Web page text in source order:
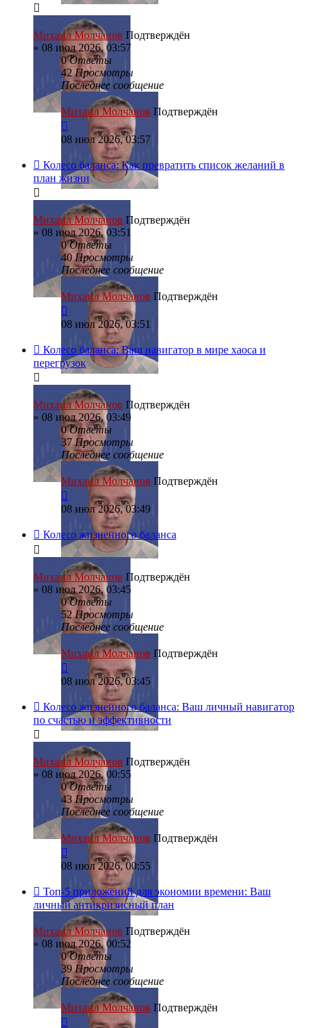
Михаил Молчанов Подтверждён
» 08 июл 2026, 03:57
0Ответы
42Просмотры
Последнее сообщение
Михаил Молчанов Подтверждён
08 июл 2026, 03:57
Колесо баланса: Как превратить список желаний в
план жизни
Михаил Молчанов Подтверждён
» 08 июл 2026, 03:51
0Ответы
40Просмотры
Последнее сообщение
Михаил Молчанов Подтверждён
08 июл 2026, 03:51
Колесо баланса: Ваш навигатор в мире хаоса и
перегрузок
Михаил Молчанов Подтверждён
» 08 июл 2026, 03:49
0Ответы
37Просмотры
Последнее сообщение
Михаил Молчанов Подтверждён
08 июл 2026, 03:49
Колесо жизненного баланса
Михаил Молчанов Подтверждён
» 08 июл 2026, 03:45
0Ответы
52Просмотры
Последнее сообщение
Михаил Молчанов Подтверждён
08 июл 2026, 03:45
Колесо жизненного баланса: Ваш личный навигатор
по счастью и эффективности
Михаил Молчанов Подтверждён
» 08 июл 2026, 00:55
0Ответы
43Просмотры
Последнее сообщение
Михаил Молчанов Подтверждён
08 июл 2026, 00:55
Топ-5 приложений для экономии времени: Ваш
личный антикризисный план
Михаил Молчанов Подтверждён
» 08 июл 2026, 00:52
0Ответы
39Просмотры
Последнее сообщение
Михаил Молчанов Подтверждён